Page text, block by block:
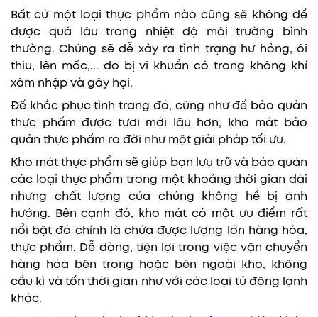
Bất cứ một loại thực phẩm nào cũng sẽ không để
được quá lâu trong nhiệt độ môi trường bình
thường. Chúng sẽ dễ xảy ra tình trạng hư hỏng, ôi
thiu, lên mốc,... do bị vi khuẩn có trong không khí
xâm nhập và gây hại.
Để khắc phục tình trạng đó, cũng như để bảo quản
thực phẩm được tươi mới lâu hơn, kho mát bảo
quản thực phẩm ra đời như một giải pháp tối ưu.
Kho mát thực phẩm sẽ giúp bạn lưu trữ và bảo quản
các loại thực phẩm trong một khoảng thời gian dài
nhưng chất lượng của chúng không hề bị ảnh
hưởng. Bên cạnh đó, kho mát có một ưu điểm rất
nổi bật đó chính là chứa được lượng lớn hàng hóa,
thực phẩm. Dễ dàng, tiện lợi trong việc vận chuyển
hàng hóa bên trong hoặc bên ngoài kho, không
cầu kì và tốn thời gian như với các loại tủ đông lạnh
khác.